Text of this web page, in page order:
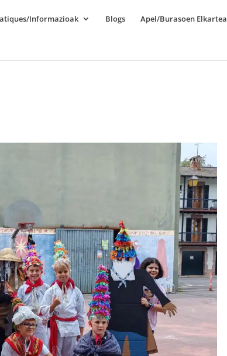
Informazioak Blogs Apel/Burasoen Elkartea